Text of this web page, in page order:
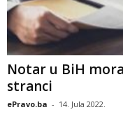
Notar u BiH
stranci
ePravo.ba - 14. Jula 2022.